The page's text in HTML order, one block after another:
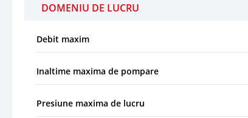
DOMENIU DE LUCRU
Debit maxim
Inaltime maxima de pompare
Presiune maxima de lucru